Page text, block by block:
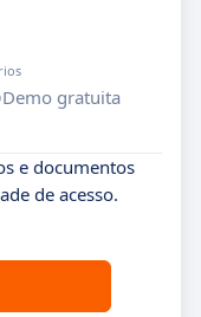
Demo gratuita
e documentos
de acesso.